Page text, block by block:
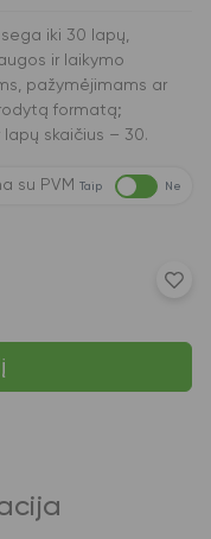
iki 30 lapų,
ir laikymo
pažymėjimams ar
formatą;
skaičius – 30.
su PVM Taip Ne